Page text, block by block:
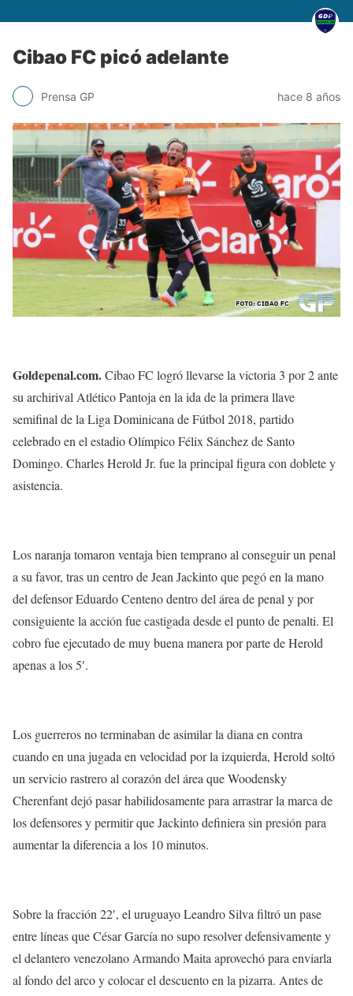
Cibao FC picó adelante
Prensa GP hace 8 años
Goldepenal.com.Cibao FC logró llevarse la victoria 3 por 2 ante
su archirival Atlético Pantoja en la ida de la primera llave
semifinal de la Liga Dominicana de Fútbol 2018, partido
celebrado en el estadio Olímpico Félix Sánchez de Santo
Domingo. Charles Herold Jr. fue la principal figura con doblete y
asistencia.
Los naranja tomaron ventaja bien temprano al conseguir un penal
a su favor, tras un centro de Jean Jackinto que pegó en la mano
del defensor Eduardo Centeno dentro del área de penal y por
consiguiente la acción fue castigada desde el punto de penalti. El
cobro fue ejecutado de muy buena manera por parte de Herold
apenas a los 5′.
Los guerreros no terminaban de asimilar la diana en contra
cuando en una jugada en velocidad por la izquierda, Herold soltó
un servicio rastrero al corazón del área que Woodensky
Cherenfant dejó pasar habilidosamente para arrastrar la marca de
los defensores y permitir que Jackinto definiera sin presión para
aumentar la diferencia a los 10 minutos.
Sobre la fracción 22′, el uruguayo Leandro Silva filtró un pase
entre líneas que César García no supo resolver defensivamente y
el delantero venezolano Armando Maita aprovechó para enviarla
al fondo del arco y colocar el descuento en la pizarra. Antes de